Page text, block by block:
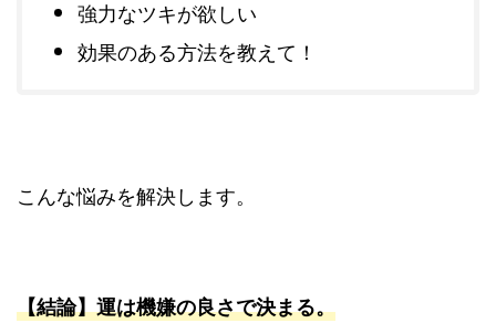
強力なツキが欲しい
効果のある方法を教えて！
こんな悩みを解決します。
【結論】運は機嫌の良さで決まる。